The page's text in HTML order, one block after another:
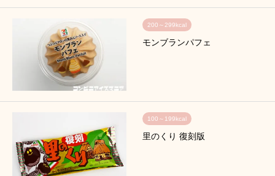
200～299kcal
モンブランパフェ
100～199kcal
里のくり 復刻版